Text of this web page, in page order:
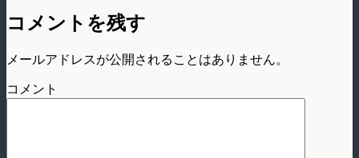
コメントを残す
メールアドレスが公開されることはありません。
コメント